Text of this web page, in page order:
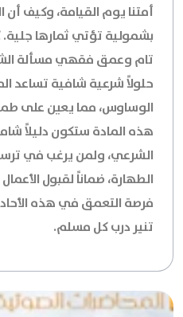
أمتنا يوم القيامة، وكيف
بشمولية تؤتي ثمارها جلية.
تام وعمق فقهي مسألة
حلولاً شرعية شافية تساعد
الوساوس، مما يعين على
هذه المادة ستكون دليلاً
الشرعي، ولمن يرغب في
الطهارة، ضماناً لقبول
فرصة التعمق في هذه
تنير درب كل مسلم.